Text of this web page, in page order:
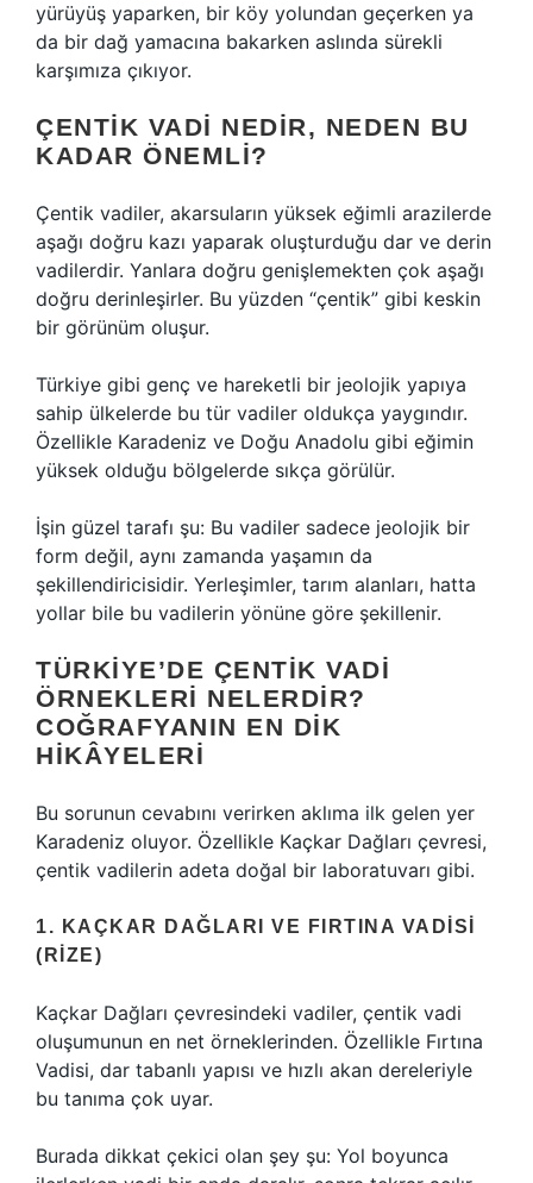
yürüyüş yaparken, bir köy yolundan geçerken ya
da bir dağ yamacına bakarken aslında sürekli
karşımıza çıkıyor.
ÇENTIK VADI NEDIR, NEDEN BU
KADAR ÖNEMLI?
Çentik vadiler, akarsuların yüksek eğimli arazilerde
aşağı doğru kazı yaparak oluşturduğu dar ve derin
vadilerdir. Yanlara doğru genişlemekten çok aşağı
doğru derinleşirler. Bu yüzden “çentik” gibi keskin
bir görünüm oluşur.
Türkiye gibi genç ve hareketli bir jeolojik yapıya
sahip ülkelerde bu tür vadiler oldukça yaygındır.
Özellikle Karadeniz ve Doğu Anadolu gibi eğimin
yüksek olduğu bölgelerde sıkça görülür.
İşin güzel tarafı şu: Bu vadiler sadece jeolojik bir
form değil, aynı zamanda yaşamın da
şekillendiricisidir. Yerleşimler, tarım alanları, hatta
yollar bile bu vadilerin yönüne göre şekillenir.
TÜRKIYE’DE ÇENTIK VADI
ÖRNEKLERI NELERDIR?
COĞRAFYANIN EN DIK
HIKÂYELERI
Bu sorunun cevabını verirken aklıma ilk gelen yer
Karadeniz oluyor. Özellikle Kaçkar Dağları çevresi,
çentik vadilerin adeta doğal bir laboratuvarı gibi.
1. KAÇKAR DAĞLARI VE FIRTINA VADISI
(RIZE)
Kaçkar Dağları çevresindeki vadiler, çentik vadi
oluşumunun en net örneklerinden. Özellikle Fırtına
Vadisi, dar tabanlı yapısı ve hızlı akan dereleriyle
bu tanıma çok uyar.
Burada dikkat çekici olan şey şu: Yol boyunca